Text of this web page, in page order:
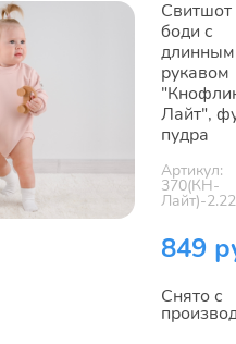
Свитшот
боди с
длинным
рукавом
Лайт",
пудра
Артикул:
370(КН-
Лайт)-
849
Снято с